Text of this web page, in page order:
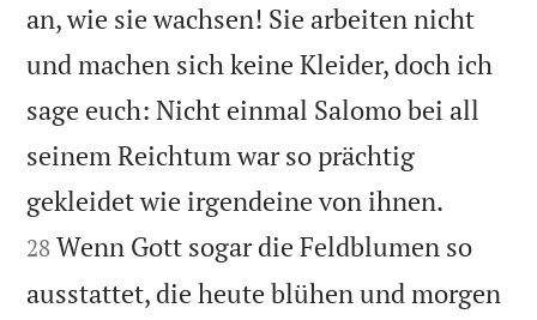
an, wie sie wachsen! Sie arbeiten nicht
und machen sich keine Kleider, doch ich
sage euch: Nicht einmal Salomo bei all
seinem Reichtum war so prächtig
gekleidet wie irgendeine von ihnen.
28 Wenn Gott sogar die Feldblumen so
ausstattet, die heute blühen und morgen